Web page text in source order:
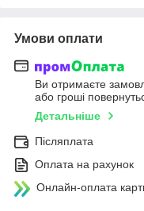
Умови оплати
Ви отримаєте
або гроші
Детальніше
Післяплата
Оплата на рахунок
Онлайн-оплата